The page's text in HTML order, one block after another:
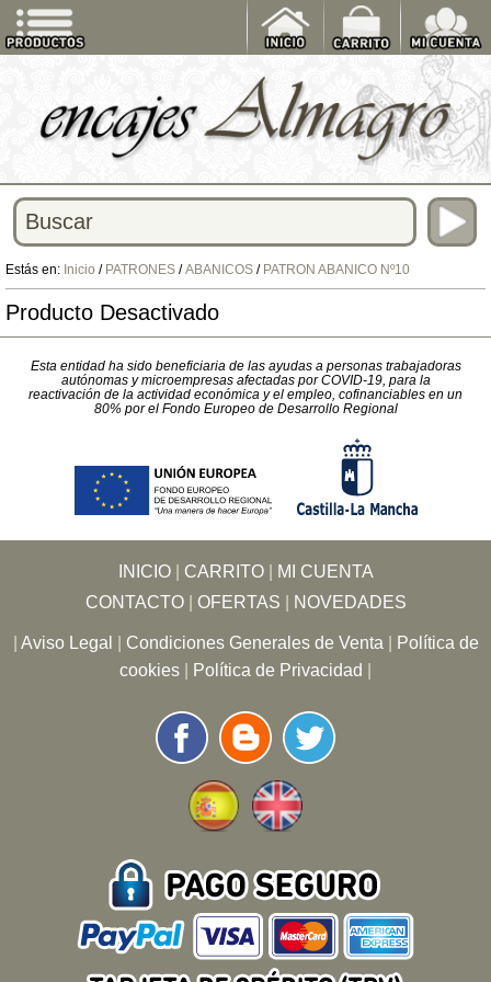
Estás en: Inicio / PATRONES /ABANICOS / PATRON ABANICO Nº10
Producto Desactivado
Esta entidad ha sido beneficiaria de las ayudas a personas trabajadoras
autónomas y microempresas afectadas por COVID-19, para la
reactivación de la actividad económica y el empleo, cofinanciables en un
80% por el Fondo Europeo de Desarrollo Regional
INICIO| CARRITO|
MI CUENTA
CONTACTO| OFERTAS NOVEDADES
Aviso Legal Condiciones Generales de Venta
Política de
cookies
Política de Privacidad